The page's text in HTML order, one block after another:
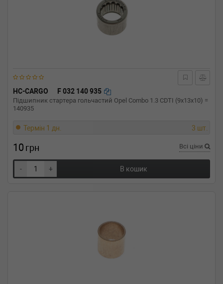
HC-CARGO F 032 140 935
Підшипник стартера гольчастий Opel Combo 1.3 CDTI (9x13x10) =
140935
Термін 1 дн. 3 шт.
10 грн Всі ціни
- + В кошик